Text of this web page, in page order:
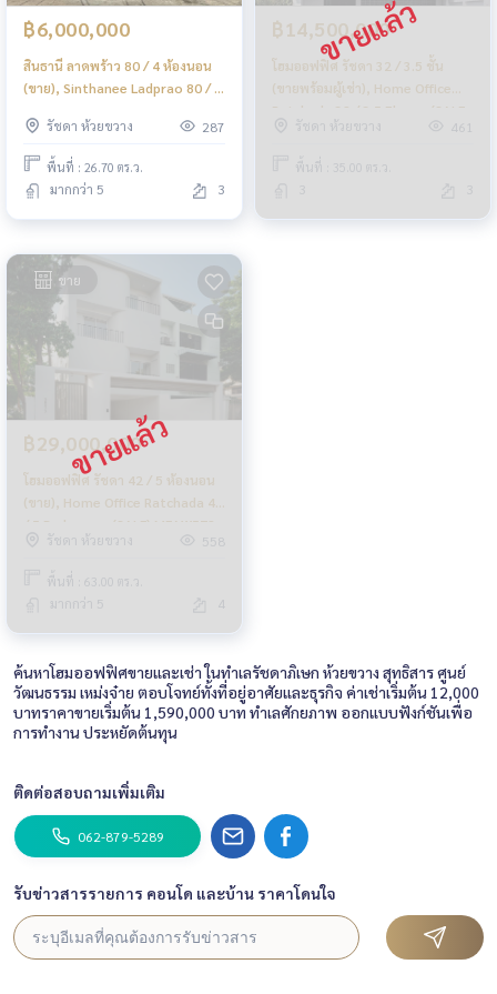
฿6,000,000
สินธานี ลาดพร้าว 80 / 4 ห้องนอน
(ขาย), Sinthanee Ladprao 80 / 4
รัชดา ห้วยขวาง
287
พื้นที่ : 26.70 ตร.ว.
มากกว่า 5 3
฿14,500,000
โฮมออฟฟิศ รัชดา 32 / 3.5 ชั้น
(ขายพร้อมผู้เช่า), Home Office
Ratchada 32 / 3.5 Floors (SALE
WITH TENANT) MEAW647
รัชดา ห้วยขวาง 461
พื้นที่ : 35.00 ตร.ว.
ขาย
฿29,000,000
โฮมออฟฟิศ รัชดา 42 / 5 ห้องนอน
(ขาย), Home Office Ratchada 42
/ 5 Bedrooms (SALE) MEAW572
รัชดา ห้วยขวาง
558
พื้นที่ : 63.00 ตร.ว.
มากกว่า 5 4
ค้นหาโฮมออฟฟิศขายและเช่า ในทำเลรัชดาภิเษก ห้วยขวาง สุทธิสาร ศูนย์
วัฒนธรรม เหม่งจ๋าย ตอบโจทย์ทั้งที่อยู่อาศัยและธุรกิจ ค่าเช่าเริ่มต้น 12,000
บาทราคาขายเริ่มต้น 1,590,000 บาท ทำเลศักยภาพ ออกแบบฟังก์ชันเพื่อ
การทำงาน ประหยัดต้นทุน
ติดต่อสอบถามเพิ่มเติม
062-879-5289
รับข่าวสารรายการ คอนโด และบ้าน ราคาโดนใจ